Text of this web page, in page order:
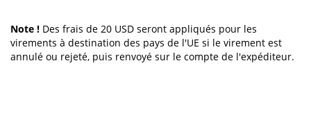
de
comptes
Note ! Des frais de 20 USD seront appliqués pour les
virements à destination des pays de l'UE si le virement est
annulé ou rejeté, puis renvoyé sur le compte de l'expéditeur.